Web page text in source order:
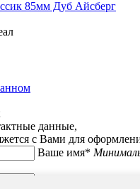
85мм Дуб Айсберг
данные,
с Вами для
Ваше имя*